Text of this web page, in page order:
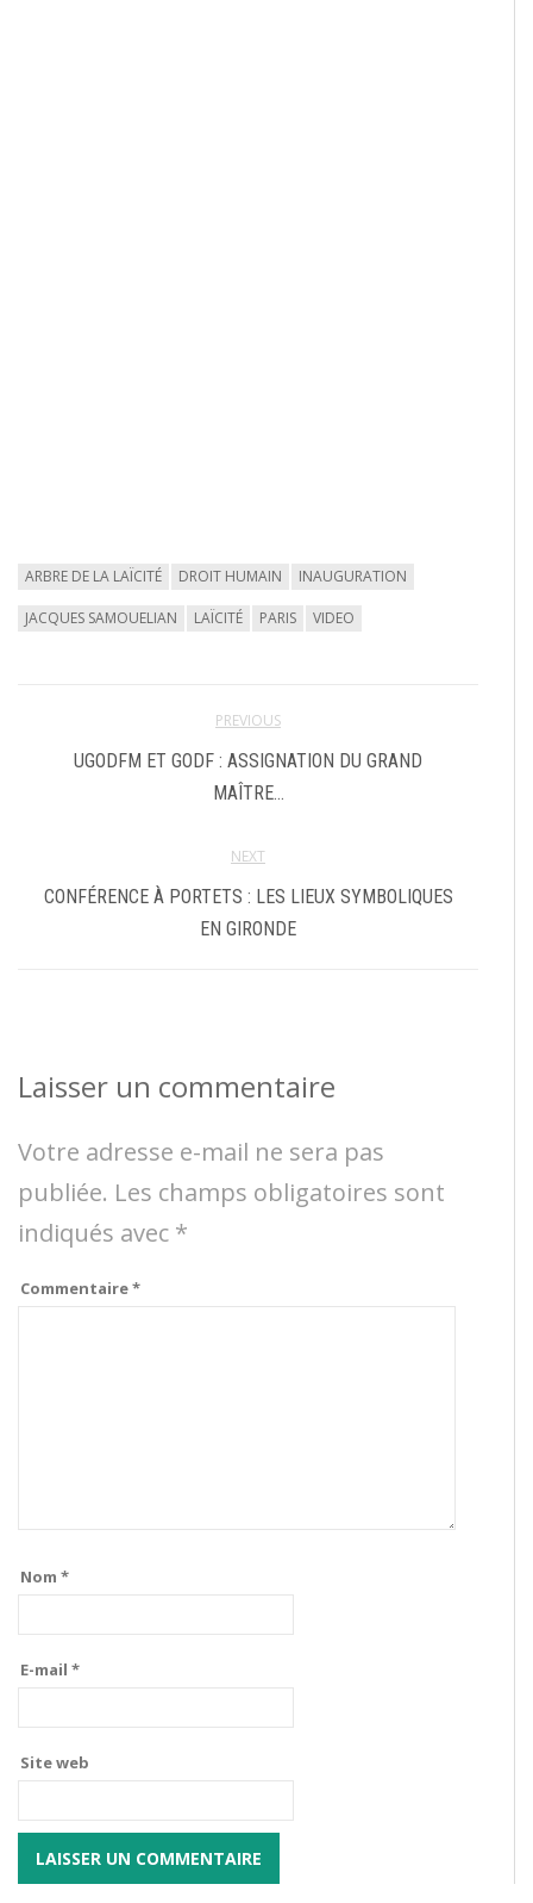
ARBRE DE LA LAÏCITÉ DROIT HUMAIN INAUGURATION
JACQUES SAMOUELIAN LAÏCITÉ PARIS VIDEO
PREVIOUS
UGODFM ET GODF : ASSIGNATION DU GRAND
MAÎTRE…
NEXT
CONFÉRENCE À PORTETS : LES LIEUX SYMBOLIQUES
EN GIRONDE
Laisser un commentaire
Votre adresse e-mail ne sera pas
publiée. Les champs obligatoires sont
indiqués avec *
Commentaire*
Nom *
E-mail *
Site web